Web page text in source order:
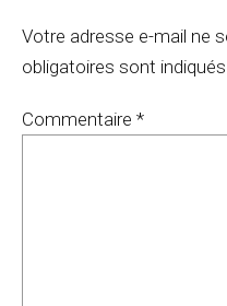
Votre adresse e-mail ne
obligatoires sont
Commentaire *